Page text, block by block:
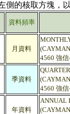
側的核取方塊，
資料頻率
月資料
4560 強
季資料
4560 強
年資料
ANNUAL